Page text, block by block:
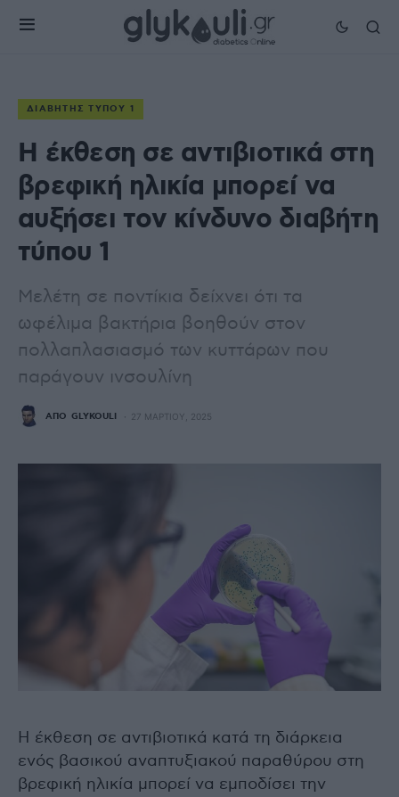
ΔΙΑΒΉΤΗΣ ΤΎΠΟΥ 1
Η έκθεση σε αντιβιοτικά στη
βρεφική ηλικία μπορεί να
αυξήσει τον κίνδυνο διαβήτη
τύπου 1
Μελέτη σε ποντίκια δείχνει ότι τα
ωφέλιμα βακτήρια βοηθούν στον
πολλαπλασιασμό των κυττάρων που
παράγουν ινσουλίνη
ΑΠΌ GLYKOULI 27 ΜΑΡΤΊΟΥ, 2025
Η έκθεση σε αντιβιοτικά κατά τη διάρκεια
ενός βασικού αναπτυξιακού παραθύρου στη
βρεφική ηλικία μπορεί να εμποδίσει την